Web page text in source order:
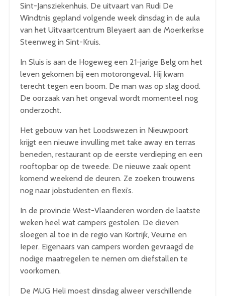
Sint-Jansziekenhuis. De uitvaart van Rudi De
Windtnis gepland volgende week dinsdag in de aula
van het Uitvaartcentrum Bleyaert aan de Moerkerkse
Steenweg in Sint-Kruis.
In Sluis is aan de Hogeweg een 21-jarige Belg om het
leven gekomen bij een motorongeval. Hij kwam
terecht tegen een boom. De man was op slag dood.
De oorzaak van het ongeval wordt momenteel nog
onderzocht.
Het gebouw van het Loodswezen in Nieuwpoort
krijgt een nieuwe invulling met take away en terras
beneden, restaurant op de eerste verdieping en een
rooftopbar op de tweede. De nieuwe zaak opent
komend weekend de deuren. Ze zoeken trouwens
nog naar jobstudenten en flexi’s.
In de provincie West-Vlaanderen worden de laatste
weken heel wat campers gestolen. De dieven
sloegen al toe in de regio van Kortrijk, Veurne en
Ieper. Eigenaars van campers worden gevraagd de
nodige maatregelen te nemen om diefstallen te
voorkomen.
De MUG Heli moest dinsdag alweer verschillende